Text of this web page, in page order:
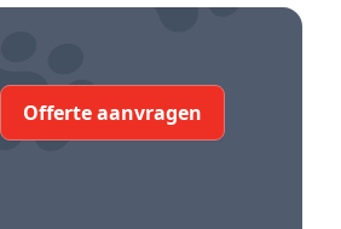
Offerte aanvragen